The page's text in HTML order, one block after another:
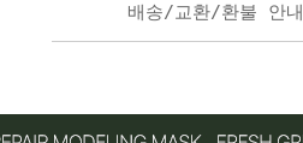
배송/교환/환불 안내